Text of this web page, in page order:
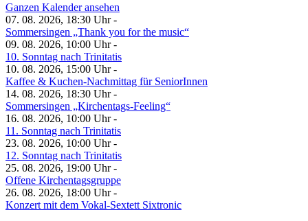
Ganzen Kalender ansehen
07. 08. 2026, 18:30 Uhr -
Sommersingen „Thank you for the music“
09. 08. 2026, 10:00 Uhr -
10. Sonntag nach Trinitatis
10. 08. 2026, 15:00 Uhr -
Kaffee & Kuchen-Nachmittag für SeniorInnen
14. 08. 2026, 18:30 Uhr -
Sommersingen „Kirchentags-Feeling“
16. 08. 2026, 10:00 Uhr -
11. Sonntag nach Trinitatis
23. 08. 2026, 10:00 Uhr -
12. Sonntag nach Trinitatis
25. 08. 2026, 19:00 Uhr -
Offene Kirchentagsgruppe
26. 08. 2026, 18:00 Uhr -
Konzert mit dem Vokal-Sextett Sixtronic